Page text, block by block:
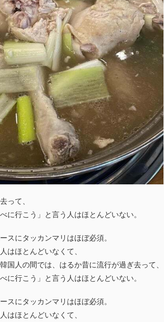
って、
に行こう」と言う人はほとんどいない。
スにタッカンマリはほぼ必須。
はほとんどいなくて、
国人の間では、はるか昔に流行が過ぎ去って、
に行こう」と言う人はほとんどいない。
スにタッカンマリはほぼ必須。
はほとんどいなくて、